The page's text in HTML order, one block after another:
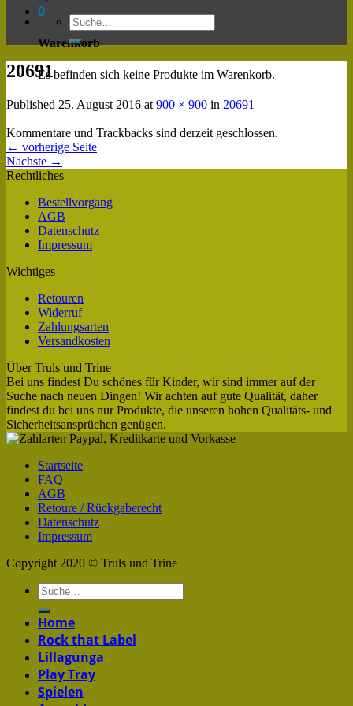
0
Warenkorb
Es befinden sich keine Produkte im Warenkorb.
20691
Published 25. August 2016 at 900 × 900 in 20691
Kommentare und Trackbacks sind derzeit geschlossen.
← vorherige Seite
Nächste →
Rechtliches
Bestellvorgang
AGB
Datenschutz
Impressum
Wichtiges
Retouren
Widerruf
Zahlungsarten
Versandkosten
Über Truls und Trine
Bei uns findest Du schönes für Kinder, wir sind immer auf der
Suche nach neuen Dingen! Wir achten auf gute Qualität, daher
findest du bei uns nur Produkte, die unseren hohen Qualitäts- und
Sicherheitsansprüchen genügen.
Startseite
FAQ
AGB
Retoure / Rückgaberecht
Datenschutz
Impressum
Copyright 2020 © Truls und Trine
Home
Rock that Label
Lillagunga
Play Tray
Spielen